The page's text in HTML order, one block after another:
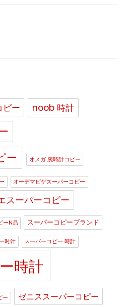
ピー noob 時計
ー オメガ 腕時計コピー
オーデマピゲスーパーコピー
スーパーコピー
ーN品 スーパーコピーブランド
时计 スーパーコピー 時計
時計
ー ゼニススーパーコピー